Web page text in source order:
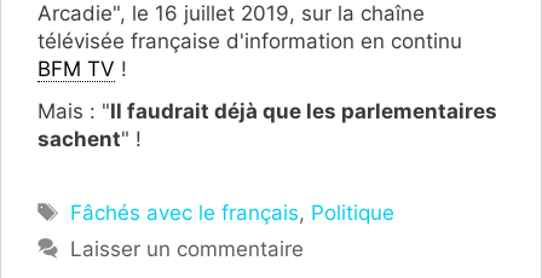
Arcadie", le 16 juillet 2019, sur la chaîne
télévisée française d'information en continu
BFM TV !
Mais : "Il faudrait déjà que les parlementaires
sachent" !
Étiquettes
Fâchés avec le français, Politique
Laisser un commentaire